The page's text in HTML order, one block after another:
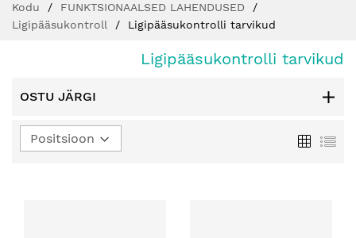
sisu
juurde
Kodu
FUNKTSIONAALSED LAHENDUSED
Ligipääsukontroll
Ligipääsukontrolli tarvikud
Ligipääsukontrolli tarvikud
OSTU JÄRGI